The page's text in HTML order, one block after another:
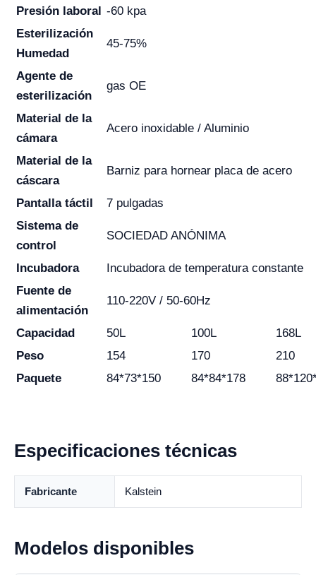
Presión laboral -60 kpa
Esterilización
Humedad
45-75%
Agente de
esterilización
gas OE
Material de la
cámara
Acero inoxidable / Aluminio
Material de la
cáscara
Barniz para hornear placa de acero
Pantalla táctil
7 pulgadas
Sistema de
control
SOCIEDAD ANÓNIMA
Incubadora
Incubadora de temperatura constante
Fuente de
alimentación
110-220V / 50-60Hz
Capacidad 50L 100L
168L
Peso
154 170
210
Paquete
84*73*150 84*84*178
Especificaciones técnicas
Fabricante Kalstein
Modelos disponibles